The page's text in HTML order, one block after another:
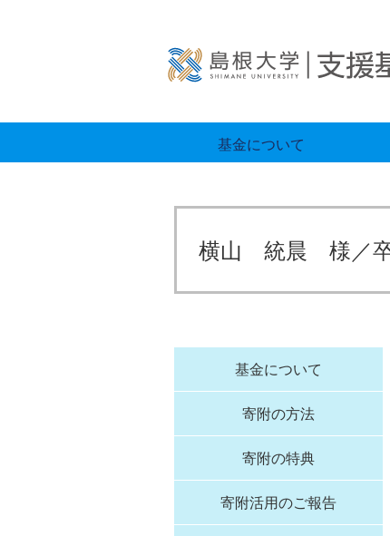
基金について
横山 統晨 様／卒
基金について
寄附の方法
寄附の特典
寄附活用のご報告